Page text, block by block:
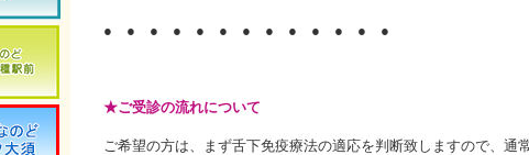
● ● ● ● ● ● ● ● ● ● ● ● ●
★ご受診の流れについて
ご希望の方は、まず舌下免疫療法の適応を判断致しますので、